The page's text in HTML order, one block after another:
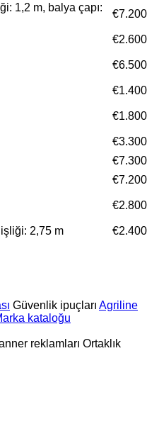
1,2 m, balya çapı:
€7.200
€2.600
€6.500
€1.400
€1.800
€3.300
€7.300
€7.200
€2.800
2,75 m
€2.400
Güvenlik ipuçları Agriline
kataloğu
reklamları Ortaklık